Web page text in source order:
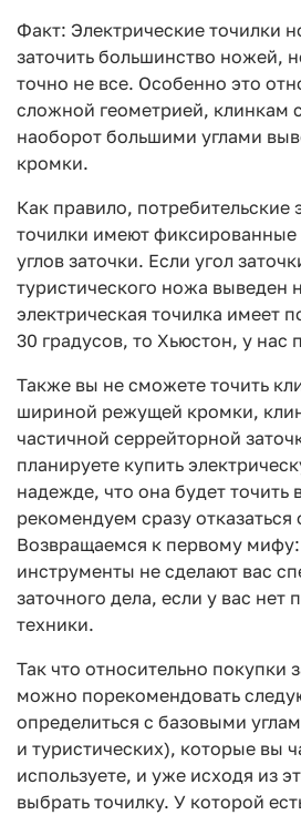
Факт: Электрические точилки
заточить большинство ножей,
точно не все. Особенно это
сложной геометрией, клинкам
наоборот большими углами
кромки.
Как правило, потребительские
точилки имеют
углов заточки. Если угол
туристического ножа выведен
электрическая точилка имеет
30 градусов, то Хьюстон, у нас
Также вы не сможете точить
шириной режущей кромки,
частичной серрейторной
планируете купить
надежде, что она будет точить
рекомендуем сразу отказаться
Возвращаемся к первому
инструменты не сделают вас
заточного дела, если у вас нет
техники.
Так что относительно покупки
можно порекомендовать
определиться с базовыми
и туристических), которые вы
используете, и уже исходя из
выбрать точилку. У которой